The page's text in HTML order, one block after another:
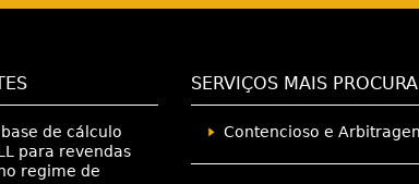
de cálculo
para revendas
regime de
SERVIÇOS MAIS
Contencioso e